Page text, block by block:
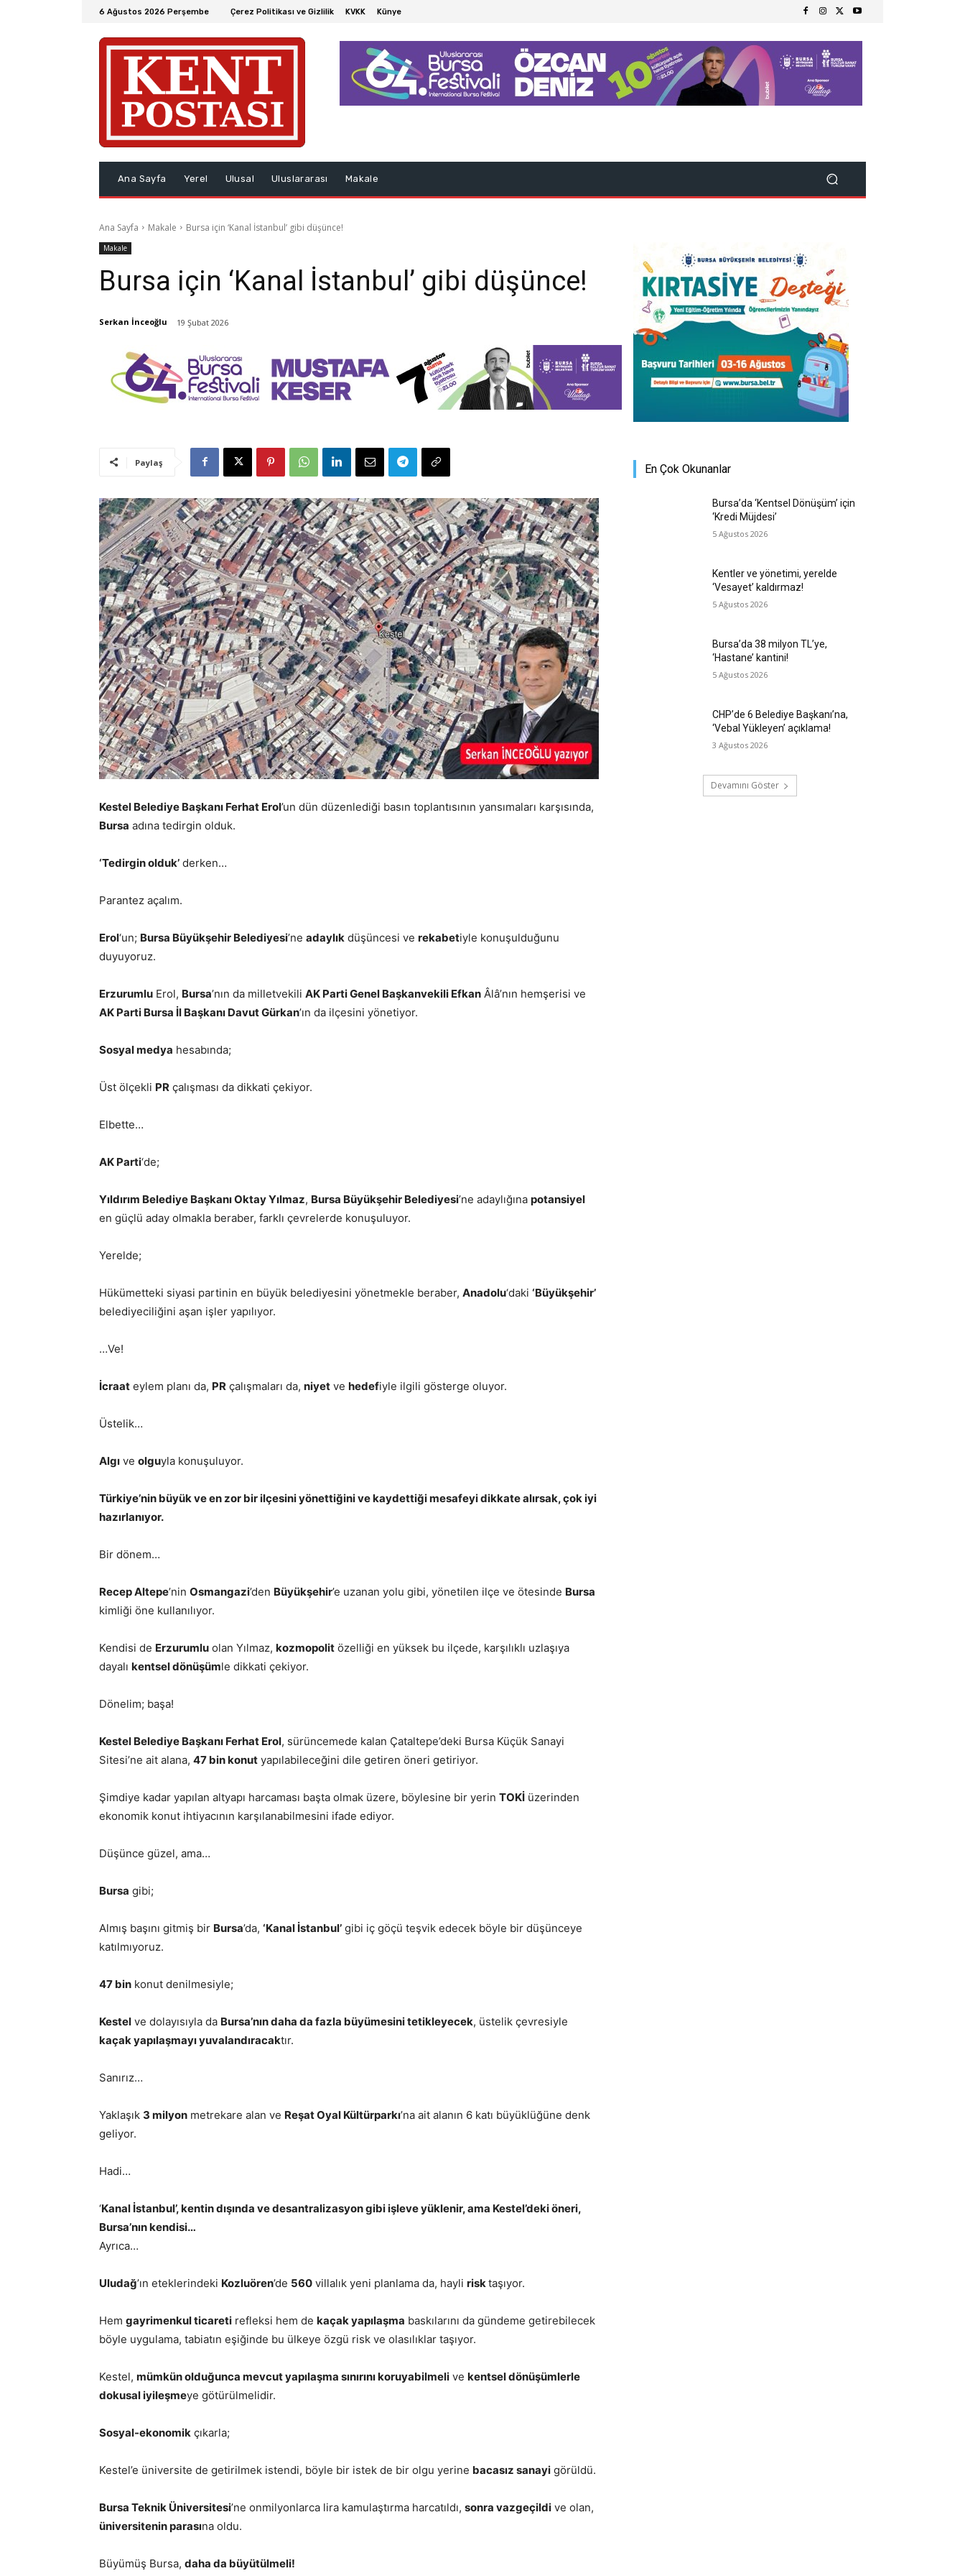
6 Ağustos 2026 Perşembe Çerez Politikası ve Gizlilik KVKK Künye
Ana Sayfa Yerel Ulusal Uluslararası Makale
Ana Sayfa Makale Bursa için ‘Kanal İstanbul’ gibi düşünce!
Makale
Bursa için ‘Kanal İstanbul’ gibi düşünce!
Serkan İnceoğlu 19 Şubat 2026
Paylaş
Kestel Belediye Başkanı Ferhat Erol’un dün düzenlediği basın toplantısının yansımaları karşısında,
Bursa adına tedirgin olduk.
‘Tedirgin olduk’ derken…
Parantez açalım.
Erol‘un; Bursa Büyükşehir Belediyesi’ne adaylık düşüncesi ve rekabetiyle konuşulduğunu
duyuyoruz.
Erzurumlu Erol, Bursa’nın da milletvekili AK Parti Genel Başkanvekili Efkan Âlâ’nın hemşerisi ve
AK Parti Bursa İl Başkanı Davut Gürkan’ın da ilçesini yönetiyor.
Sosyal medya hesabında;
Üst ölçekli PR çalışması da dikkati çekiyor.
Elbette…
AK Parti‘de;
Yıldırım Belediye Başkanı Oktay Yılmaz, Bursa Büyükşehir Belediyesi’ne adaylığına potansiyel
en güçlü aday olmakla beraber, farklı çevrelerde konuşuluyor.
Yerelde;
Hükümetteki siyasi partinin en büyük belediyesini yönetmekle beraber, Anadolu‘daki ‘Büyükşehir’
belediyeciliğini aşan işler yapılıyor.
…Ve!
İcraat eylem planı da, PR çalışmaları da, niyet ve hedefiyle ilgili gösterge oluyor.
Üstelik…
Algı ve olguyla konuşuluyor.
Türkiye’nin büyük ve en zor bir ilçesini yönettiğini ve kaydettiği mesafeyi dikkate alırsak, çok iyi
hazırlanıyor.
Bir dönem…
Recep Altepe’nin Osmangazi’den Büyükşehir’e uzanan yolu gibi, yönetilen ilçe ve ötesinde Bursa
kimliği öne kullanılıyor.
Kendisi de Erzurumlu olan Yılmaz, kozmopolit özelliği en yüksek bu ilçede, karşılıklı uzlaşıya
dayalı kentsel dönüşümle dikkati çekiyor.
Dönelim; başa!
Kestel Belediye Başkanı Ferhat Erol, sürüncemede kalan Çataltepe’deki Bursa Küçük Sanayi
Sitesi’ne ait alana, 47 bin konut yapılabileceğini dile getiren öneri getiriyor.
Şimdiye kadar yapılan altyapı harcaması başta olmak üzere, böylesine bir yerin TOKİ üzerinden
ekonomik konut ihtiyacının karşılanabilmesini ifade ediyor.
Düşünce güzel, ama…
Bursa gibi;
Almış başını gitmiş bir Bursa’da, ‘Kanal İstanbul’ gibi iç göçü teşvik edecek böyle bir düşünceye
katılmıyoruz.
47 bin konut denilmesiyle;
Kestel ve dolayısıyla da Bursa’nın daha da fazla büyümesini tetikleyecek, üstelik çevresiyle
kaçak yapılaşmayı yuvalandıracaktır.
Sanırız…
Yaklaşık 3 milyon metrekare alan ve Reşat Oyal Kültürparkı’na ait alanın 6 katı büyüklüğüne denk
geliyor.
Hadi…
‘Kanal İstanbul’, kentin dışında ve desantralizasyon gibi işleve yüklenir, ama Kestel’deki öneri,
Bursa’nın kendisi…
Ayrıca…
Uludağ’ın eteklerindeki Kozluören’de 560 villalık yeni planlama da, hayli risk taşıyor.
Hem gayrimenkul ticareti refleksi hem de kaçak yapılaşma baskılarını da gündeme getirebilecek
böyle uygulama, tabiatın eşiğinde bu ülkeye özgü risk ve olasılıklar taşıyor.
Kestel, mümkün olduğunca mevcut yapılaşma sınırını koruyabilmeli ve kentsel dönüşümlerle
dokusal iyileşmeye götürülmelidir.
Sosyal-ekonomik çıkarla;
Kestel’e üniversite de getirilmek istendi, böyle bir istek de bir olgu yerine bacasız sanayi görüldü.
Bursa Teknik Üniversitesi’ne onmilyonlarca lira kamulaştırma harcatıldı, sonra vazgeçildi ve olan,
üniversitenin parasına oldu.
Büyümüş Bursa, daha da büyütülmeli!
En Çok Okunanlar
Bursa’da ‘Kentsel Dönüşüm’ için
‘Kredi Müjdesi’
5 Ağustos 2026
Kentler ve yönetimi, yerelde
‘Vesayet’ kaldırmaz!
5 Ağustos 2026
Bursa’da 38 milyon TL’ye,
‘Hastane’ kantini!
5 Ağustos 2026
CHP’de 6 Belediye Başkanı’na,
‘Vebal Yükleyen’ açıklama!
3 Ağustos 2026
Devamını Göster